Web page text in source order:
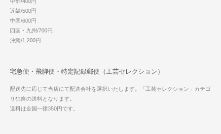
近畿/500円
中国/600円
四国・九州/700円
沖縄/1,200円
宅急便・飛脚便・特定記録郵便（工芸セレクション）
配送先に応じて当店にて配送会社を選択いたします。「工芸セレクション」カテゴ
リ独自の送料となります。
送料は全国一律350円です。